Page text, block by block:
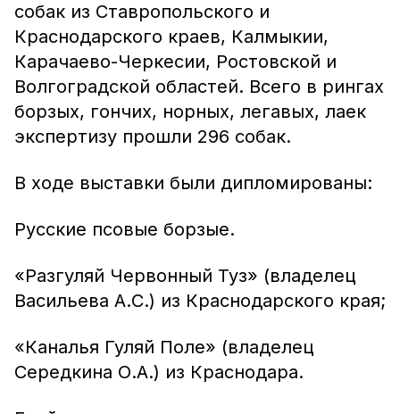
собак из Ставропольского и
Краснодарского краев, Калмыкии,
Карачаево-Черкесии, Ростовской и
Волгоградской областей. Всего в рингах
борзых, гончих, норных, легавых, лаек
экспертизу прошли 296 собак.
В ходе выставки были дипломированы:
Русские псовые борзые.
«Разгуляй Червонный Туз» (владелец
Васильева А.С.) из Краснодарского края;
«Каналья Гуляй Поле» (владелец
Середкина О.А.) из Краснодара.